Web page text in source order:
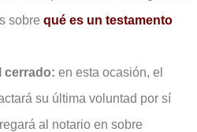
sobre qué es un testamento
cerrado: en esta ocasión, el
su última voluntad por sí
al notario en sobre